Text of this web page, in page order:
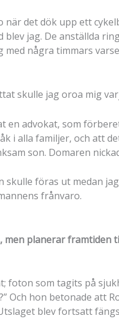
när det dök upp ett
jag. De anställda
några timmars
skulle jag oroa mig
en advokat, som
i alla familjer, och att
son. Domaren
skulle föras ut medan
frånvaro.
men planerar framtiden
foton som tagits på
Och hon betonade
blev fortsatt